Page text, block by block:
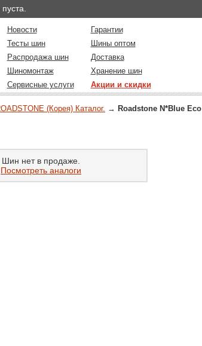
Новости
Гарантии
Тесты шин
Шины оптом
Распродажа шин
Доставка
Шиномонтаж
Хранение шин
Сервисные услуги Акции и скидки
(Корея) Каталог. → Roadstone N*Blue Eco
Шин нет в продаже.
Посмотреть аналоги